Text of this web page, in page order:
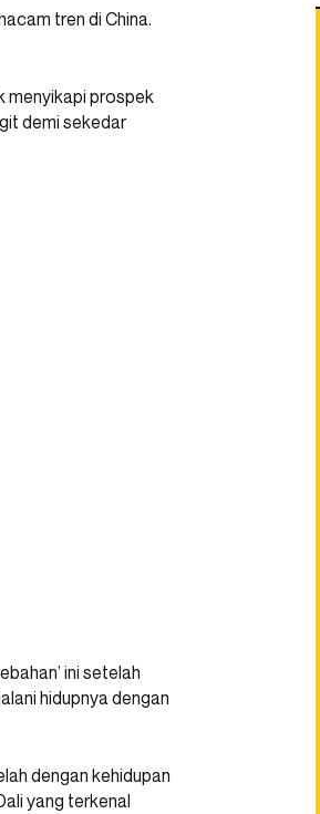
tren di China.
menyikapi prospek
demi sekedar
ini setelah
hidupnya dengan
dengan kehidupan
yang terkenal